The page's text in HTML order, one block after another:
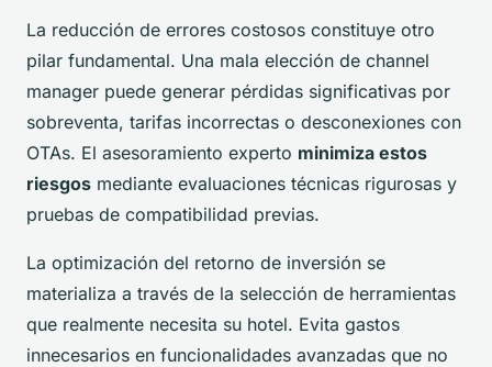
La reducción de errores costosos constituye otro
pilar fundamental. Una mala elección de channel
manager puede generar pérdidas significativas por
sobreventa, tarifas incorrectas o desconexiones con
OTAs. El asesoramiento experto minimiza estos
riesgos mediante evaluaciones técnicas rigurosas y
pruebas de compatibilidad previas.
La optimización del retorno de inversión se
materializa a través de la selección de herramientas
que realmente necesita su hotel. Evita gastos
innecesarios en funcionalidades avanzadas que no